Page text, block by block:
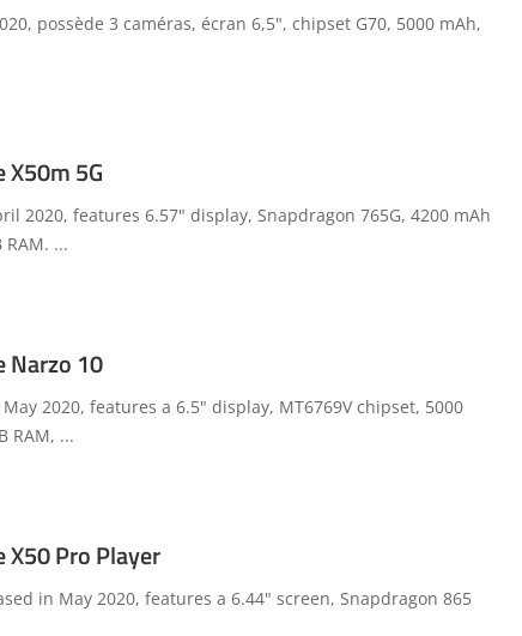
possède 3 caméras, écran 6,5", chipset G70, 5000 mAh,
X50m 5G
2020, features 6.57" display, Snapdragon 765G, 4200 mAh
RAM. ...
Narzo 10
2020, features a 6.5" display, MT6769V chipset, 5000
RAM, ...
X50 Pro Player
in May 2020, features a 6.44" screen, Snapdragon 865